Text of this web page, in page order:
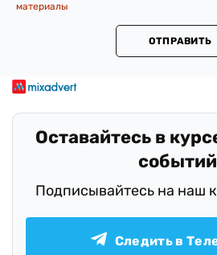
материалы
ОТПРАВИТЬ
Оставайтесь в
Подписывайтесь на наш
Следить в